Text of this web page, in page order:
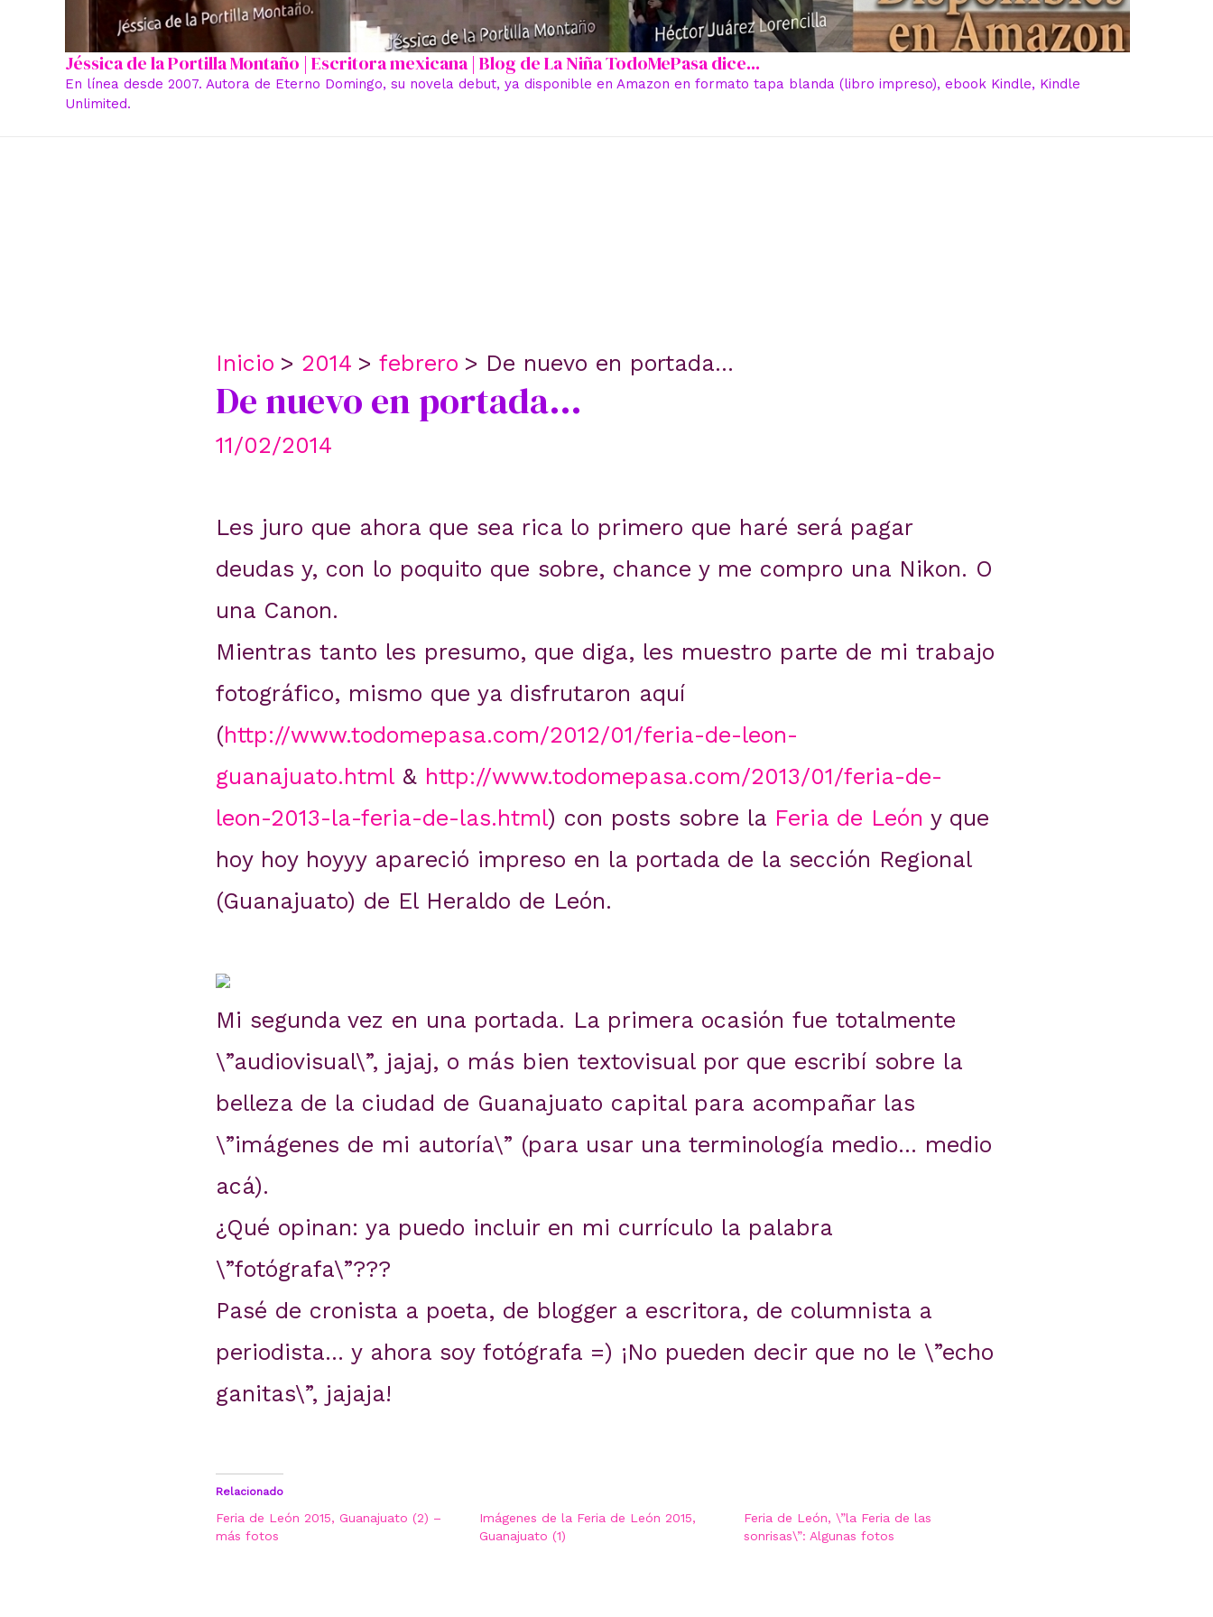
Jéssica de la Portilla Montaño | Escritora mexicana | Blog de La Niña TodoMePasa dice...
En línea desde 2007. Autora de Eterno Domingo, su novela debut, ya disponible en Amazon en formato tapa blanda (libro impreso), ebook Kindle, Kindle
Unlimited.
Inicio 2014 febrero De nuevo en portada…
De nuevo en portada…
11/02/2014
Les juro que ahora que sea rica lo primero que haré será pagar
deudas y, con lo poquito que sobre, chance y me compro una Nikon. O
una Canon.
Mientras tanto les presumo, que diga, les muestro parte de mi trabajo
fotográfico, mismo que ya disfrutaron aquí
(http://www.todomepasa.com/2012/01/feria-de-leon-
guanajuato.html& http://www.todomepasa.com/2013/01/feria-de-
leon-2013-la-feria-de-las.html) con posts sobre la Feria de León y que
hoy hoy hoyyy apareció impreso en la portada de la sección Regional
(Guanajuato) de El Heraldo de León.
Mi segunda vez en una portada. La primera ocasión fue totalmente
\”audiovisual\”, jajaj, o más bien textovisual por que escribí sobre la
belleza de la ciudad de Guanajuato capital para acompañar las
\”imágenes de mi autoría\” (para usar una terminología medio… medio
acá).
¿Qué opinan: ya puedo incluir en mi currículo la palabra
\”fotógrafa\”???
Pasé de cronista a poeta, de blogger a escritora, de columnista a
periodista… y ahora soy fotógrafa =) ¡No pueden decir que no le \”echo
ganitas\”, jajaja!
Relacionado
Feria de León 2015, Guanajuato (2) –
más fotos
Imágenes de la Feria de León 2015,
Guanajuato (1)
Feria de León, \”la Feria de las
sonrisas\”: Algunas fotos